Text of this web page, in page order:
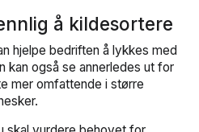
å kildesortere
hjelpe bedriften å lykkes med
kan også se annerledes ut for
mer omfattende i større